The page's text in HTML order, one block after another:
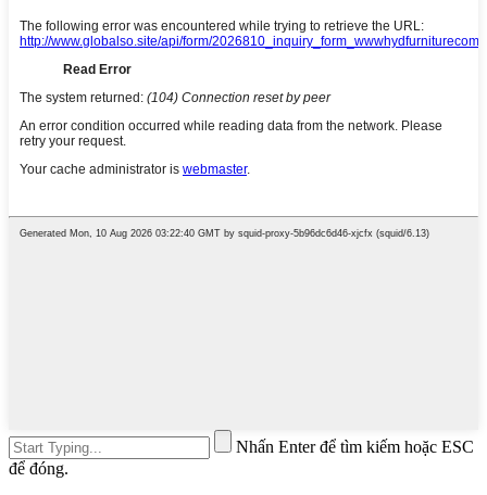
Nhấn Enter để tìm kiếm hoặc ESC
để đóng.